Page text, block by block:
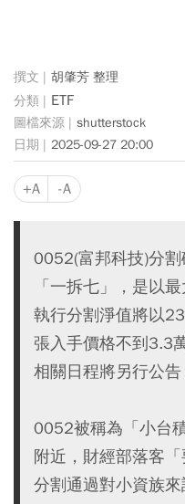
胡肇芳 整理
ETF
shutterstock
2025-09-27 20:00
+A -A
0052(富邦科技)分
「一拆七」，是以
執行分割淨值將以
張入手價格不到3.3
相關日程將另行公告
0052被稱為「小台
附近，財經部落客
分割通過對小資族